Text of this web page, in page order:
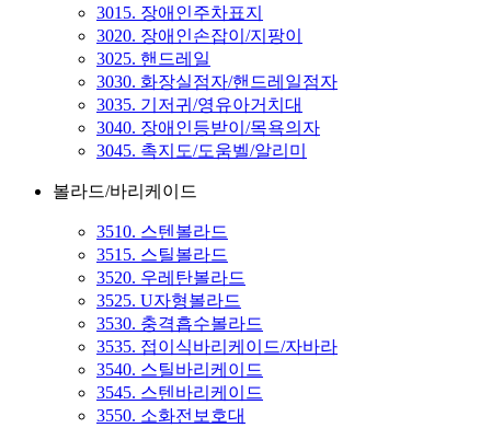
3015. 장애인주차표지
3020. 장애인손잡이/지팡이
3025. 핸드레일
3030. 화장실점자/핸드레일점자
3035. 기저귀/영유아거치대
3040. 장애인등받이/목욕의자
3045. 촉지도/도움벨/알리미
볼라드/바리케이드
3510. 스텐볼라드
3515. 스틸볼라드
3520. 우레탄볼라드
3525. U자형볼라드
3530. 충격흡수볼라드
3535. 접이식바리케이드/자바라
3540. 스틸바리케이드
3545. 스텐바리케이드
3550. 소화전보호대